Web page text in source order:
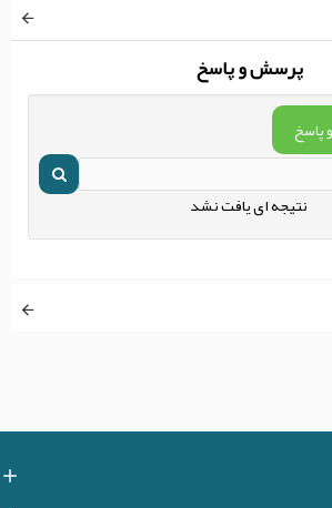
پرسش و پاسخ
نتیجه ای یافت نشد